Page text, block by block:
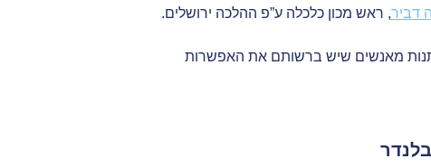
דביר, ראש מכון כלכלה ע”פ ההלכה ירושלים.
מאנשים שיש ברשותם את האפשרות